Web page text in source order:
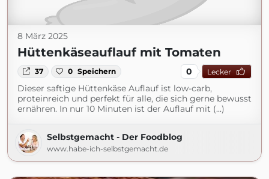
8 März 2025
Hüttenkäseauflauf mit Tomaten
37 0 Speichern 0 Lecker
Dieser saftige Hüttenkäse Auflauf ist low-carb,
proteinreich und perfekt für alle, die sich gerne bewusst
ernähren. In nur 10 Minuten ist der Auflauf mit (...)
Selbstgemacht - Der Foodblog
www.habe-ich-selbstgemacht.de